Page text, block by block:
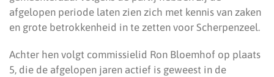
afgelopen periode laten zien zich met kennis van zaken
en grote betrokkenheid in te zetten voor Scherpenzeel.
Achter hen volgt commissielid Ron Bloemhof op plaats
5, die de afgelopen jaren actief is geweest in de